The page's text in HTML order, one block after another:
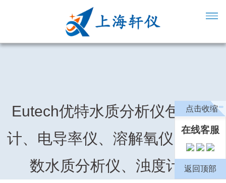
Eutech优特水质分析仪包含pH
计、电导率仪、溶解氧仪、多参
数水质分析仪、浊度计等
点击收缩
在线客服
返回顶部